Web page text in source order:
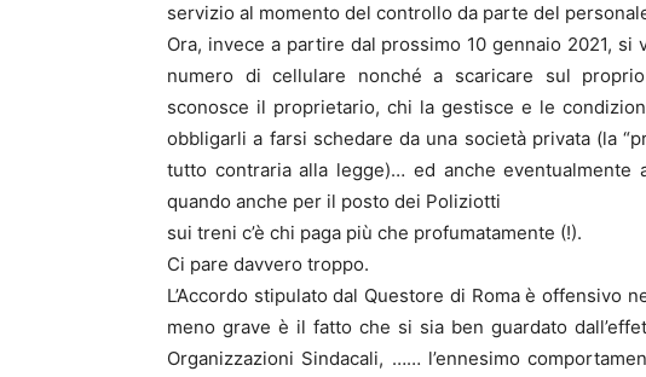
servizio al momento del controllo da parte del
Ora, invece a partire dal prossimo 10 gennaio 2021,
numero di cellulare nonché a scaricare sul
sconosce il proprietario, chi la gestisce e le
obbligarli a farsi schedare da una società privata (la
tutto contraria alla legge)… ed anche eventualmente
quando anche per il posto dei Poliziotti
sui treni c’è chi paga più che profumatamente (!).
Ci pare davvero troppo.
L’Accordo stipulato dal Questore di Roma è offensivo
meno grave è il fatto che si sia ben guardato
Organizzazioni Sindacali, …… l’ennesimo